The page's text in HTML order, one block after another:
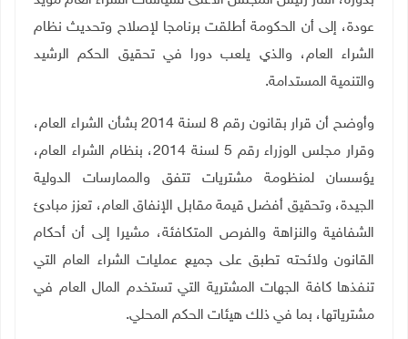
عودة، إلى أن الحكومة أطلقت برنامجا لإصلاح وتحديث نظام
الشراء العام، والذي يلعب دورا في تحقيق الحكم الرشيد
والتنمية المستدامة.
وأوضح أن قرار بقانون رقم 8 لسنة 2014 بشأن الشراء العام،
وقرار مجلس الوزراء رقم 5 لسنة 2014، بنظام الشراء العام،
يؤسسان لمنظومة مشتريات تتفق والممارسات الدولية
الجيدة، وتحقيق أفضل قيمة مقابل الإنفاق العام، تعزز مبادئ
الشفافية والنزاهة والفرص المتكافئة، مشيرا إلى أن أحكام
القانون ولائحته تطبق على جميع عمليات الشراء العام التي
تنفذها كافة الجهات المشترية التي تستخدم المال العام في
مشترياتها، بما في ذلك هيئات الحكم المحلي.